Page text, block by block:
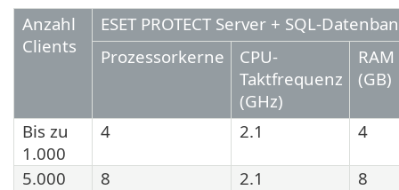
Anzahl
Clients
ESET PROTECT Server + SQL-
Prozessorkerne
CPU-
Taktfrequenz
(GHz)
RAM
(GB)
Bis zu
1.000
4 2.1 4
5.000 8 2.1
8